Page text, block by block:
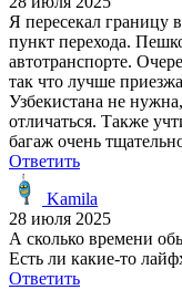
Я пересекал
пункт перехода.
автотранспорте.
так что лучше
Узбекистана не
отличаться. Также
багаж очень
Ответить
Kamila
28 июля 2025
А сколько времени
Есть ли какие-то
Ответить